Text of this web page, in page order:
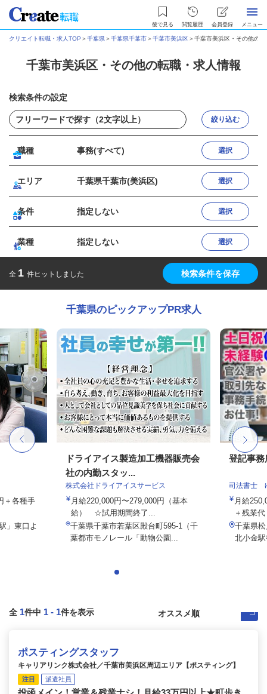
後で見る 閲覧履歴 会員登録 メニュー
クリエイト転職・求人TOP ＞千葉県＞千葉県千葉市＞千葉市美浜区＞千葉市美浜区・その他の
千葉市美浜区・その他の転職・求人情報
検索条件の設定
絞り込む
職種 事務(すべて) 選択
エリア 千葉県千葉市(美浜区) 選択
条件 指定しない 選択
業種 指定しない 選択
全 1 件ヒットしました 検索条件を保存
千葉県のピックアップPR求人
＋各種手
」東口よ
ドライアイス製造加工機器販売会
社の内勤スタッ...
株式会社ドライアイスサービス
月給220,000円〜279,000円（基本
給） ☆試用期間終了...
千葉県千葉市若葉区殿台町595-1（千
葉都市モノレール「動物公園...
登記事務
司法書士
月給
＋残業
千葉県
北小金
全 1件中 1 - 1件を表示
ポスティングスタッフ
キャリアリンク株式会社／千葉市美浜区周辺エリア【ポスティング】
注目 派遣社員